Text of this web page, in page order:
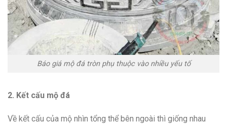
Báo giá mộ đá tròn phụ thuộc vào nhiều yếu tố
2. Kết cấu mộ đá
Về kết cấu của mộ nhìn tổng thể bên ngoài thì giống nhau